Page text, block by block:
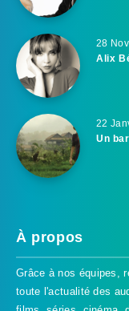
28
Alix
22
Un
À propos
Grâce à nos équipes,
toute l'actualité des